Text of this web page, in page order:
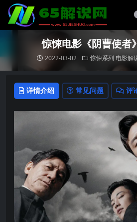
惊悚电影《阴曹使者
2022-03-02 惊悚系列 电影解
详情介绍 常见问题 评